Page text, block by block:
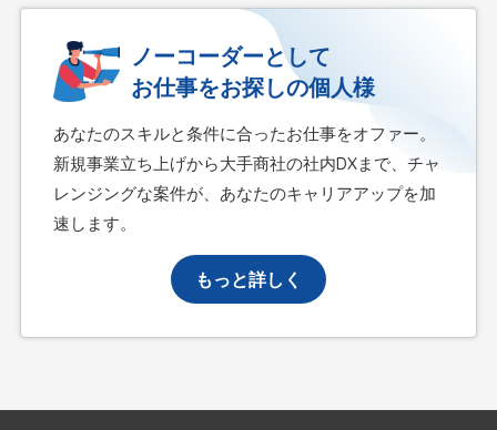
ノーコーダーとして
お仕事をお探しの個人様
あなたのスキルと条件に合ったお仕事をオファー。
新規事業立ち上げから大手商社の社内DXまで、チャ
レンジングな案件が、あなたのキャリアアップを加
速します。
もっと詳しく